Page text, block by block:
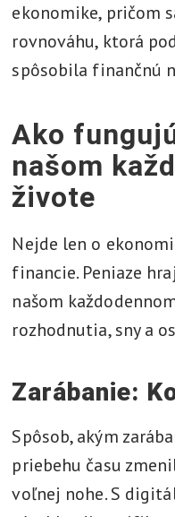
ekonomike, pričom
rovnováhu, ktorá
spôsobila finančnú
Ako
našom
živote
Nejde len o
financie. Peniaze
našom
rozhodnutia, sny a
Zarábanie:
Spôsob, akým
priebehu času
voľnej nohe. S